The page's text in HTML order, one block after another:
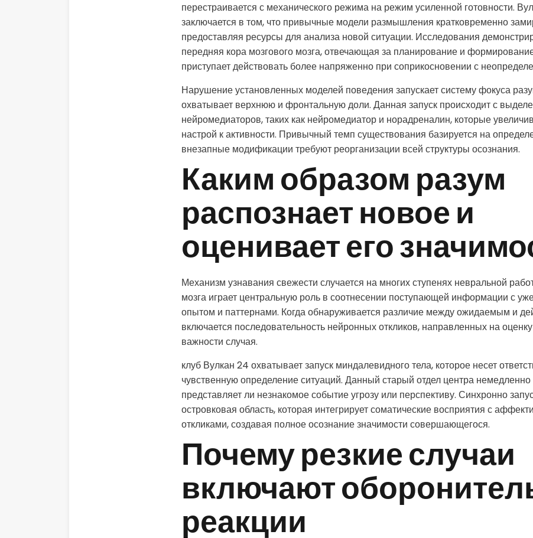
перестраивается с механического режима на режим усиленной готовности.
заключается в том, что привычные модели размышления кратковременно
предоставляя ресурсы для анализа новой ситуации. Исследования
передняя кора мозгового мозга, отвечающая за планирование и
приступает действовать более напряженно при соприкосновении с
Нарушение установленных моделей поведения запускает систему фокуса
охватывает верхнюю и фронтальную доли. Данная запуск происходит с
нейромедиаторов, таких как нейромедиатор и норадреналин, которые
настрой к активности. Привычный темп существования базируется на
внезапные модификации требуют реорганизации всей структуры осознания.
Каким образом разум
распознает новое и
оценивает его
Механизм узнавания свежести случается на многих ступенях невральной
мозга играет центральную роль в соотнесении поступающей информации с
опытом и паттернами. Когда обнаруживается различие между ожидаемым и
включается последовательность нейронных откликов, направленных на
важности случая.
клуб Вулкан 24 охватывает запуск миндалевидного тела, которое несет
чувственную определение ситуаций. Данный старый отдел центра
представляет ли незнакомое событие угрозу или перспективу. Синхронно
островковая область, которая интегрирует соматические восприятия с
откликами, создавая полное осознание значимости совершающегося.
Почему резкие случаи
включают
реакции